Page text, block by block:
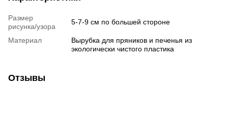
Размер
рисунка/узора
5-7-9 см по большей стороне
Материал
Вырубка для пряников и печенья из
экологически чистого пластика
Отзывы